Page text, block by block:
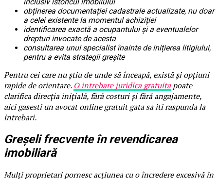
inclusiv istoricul imobilului
obținerea documentației cadastrale actualizate, nu doar
a celei existente la momentul achiziției
identificarea exactă a ocupantului și a eventualelor
drepturi invocate de acesta
consultarea unui specialist înainte de inițierea litigiului,
pentru a evita strategii greșite
Pentru cei care nu știu de unde să înceapă, există și opțiuni
rapide de orientare. O intrebare juridica gratuitapoate
clarifica direcția inițială, fără costuri și fără angajamente,
aici gasesti un avocat online gratuit gata sa iti raspunda la
intrebari.
Greșeli frecvente în revendicarea
imobiliară
Mulți proprietari pornesc acțiunea cu o încredere excesivă în